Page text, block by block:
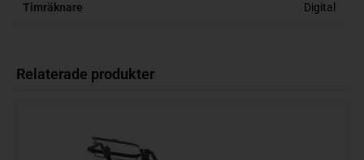
Timräknare Digital
Relaterade produkter